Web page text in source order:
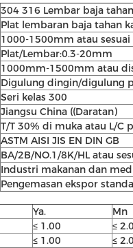
304 316 Lembar baja
Plat lembaran baja tahan
1000-1500mm atau
Plat/Lembar:0.3-20mm
1000mm-1500mm atau
Digulung dingin/digulung
Seri kelas 300
Jiangsu China ((Daratan)
T/T 30% di muka atau L/C
ASTM AISI JIS EN DIN GB
BA/2B/NO.1/8K/HL atau
Industri makanan dan
Pengemasan ekspor
Ya. Mn
≤ 1.00 ≤ 2.0
≤ 1.00 ≤ 2.0